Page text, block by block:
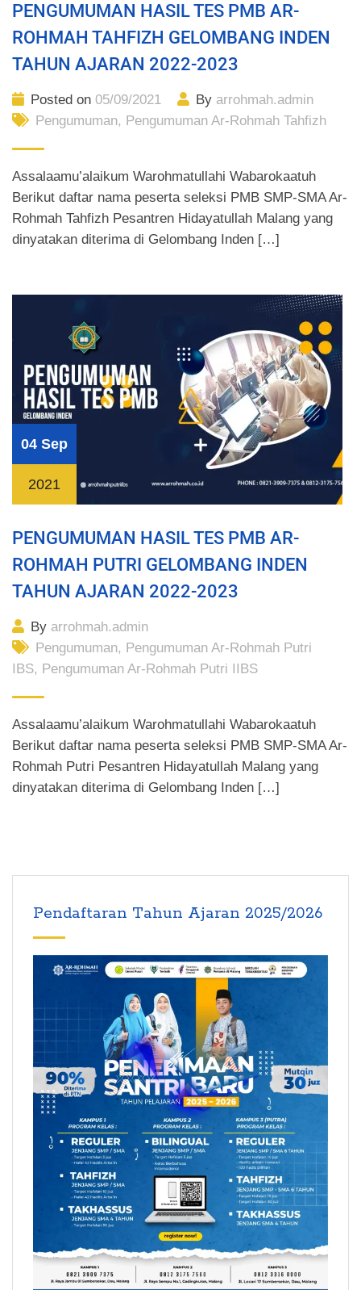
PENGUMUMAN HASIL TES PMB AR-
ROHMAH TAHFIZH GELOMBANG INDEN
TAHUN AJARAN 2022-2023
Posted on 05/09/2021 By arrohmah.admin
Pengumuman, Pengumuman Ar-Rohmah Tahfizh
Assalaamu’alaikum Warohmatullahi Wabarokaatuh
Berikut daftar nama peserta seleksi PMB SMP-SMA Ar-
Rohmah Tahfizh Pesantren Hidayatullah Malang yang
dinyatakan diterima di Gelombang Inden […]
04 Sep
2021
PENGUMUMAN HASIL TES PMB AR-
ROHMAH PUTRI GELOMBANG INDEN
TAHUN AJARAN 2022-2023
By arrohmah.admin
Pengumuman, Pengumuman Ar-Rohmah Putri
IBS, Pengumuman Ar-Rohmah Putri IIBS
Assalaamu’alaikum Warohmatullahi Wabarokaatuh
Berikut daftar nama peserta seleksi PMB SMP-SMA Ar-
Rohmah Putri Pesantren Hidayatullah Malang yang
dinyatakan diterima di Gelombang Inden […]
Pendaftaran Tahun Ajaran 2025/2026